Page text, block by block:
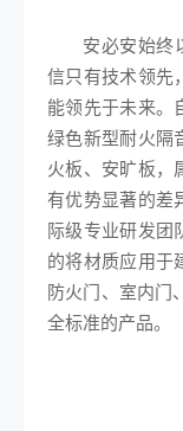
安必安始终
信只有技术领先
能领先于未来。
绿色新型耐火隔
火板、安旷板，
有优势显著的差
际级专业研发团
的将材质应用于
防火门、室内门
全标准的产品。